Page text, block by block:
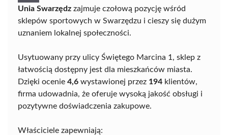
Unia Swarzędz zajmuje czołową pozycję wśród
sklepów sportowych w Swarzędzu i cieszy się dużym
uznaniem lokalnej społeczności.
Usytuowany przy ulicy Świętego Marcina 1, sklep z
łatwością dostępny jest dla mieszkańców miasta.
Dzięki ocenie 4,6 wystawionej przez 194 klientów,
firma udowadnia, że oferuje wysoką jakość obsługi i
pozytywne doświadczenia zakupowe.
Właściciele zapewniają: